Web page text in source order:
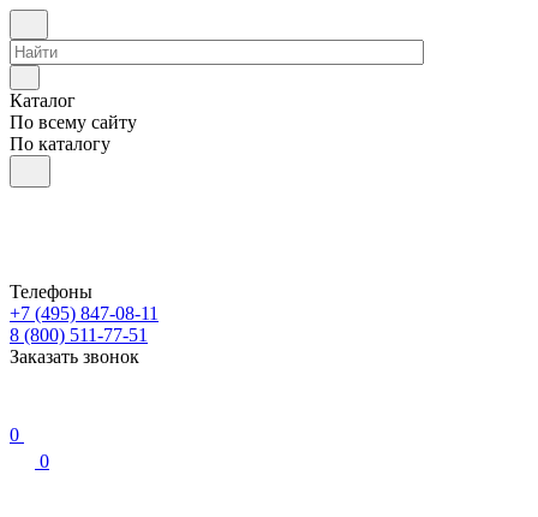
Каталог
По всему сайту
По каталогу
Телефоны
+7 (495) 847-08-11
8 (800) 511-77-51
Заказать звонок
0
0